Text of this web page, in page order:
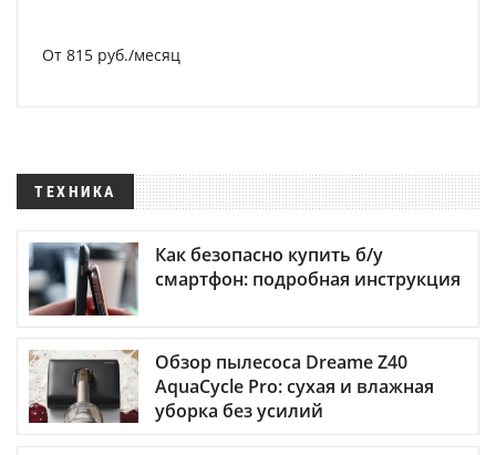
От 815 руб./месяц
ТЕХНИКА
Как безопасно купить б/у
смартфон: подробная инструкция
Обзор пылесоса Dreame Z40
AquaCycle Pro: сухая и влажная
уборка без усилий